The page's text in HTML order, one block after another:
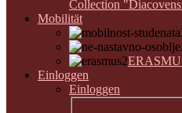
Collection
Mobilität
Einloggen
Einloggen